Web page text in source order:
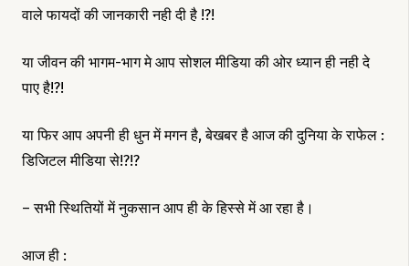
वाले फायदों की जानकारी नही दी है !?!
या जीवन की भागम-भाग मे आप सोशल मीडिया की ओर ध्यान ही नही दे
पाए है!?!
या फिर आप अपनी ही धुन में मगन है, बेखबर है आज की दुनिया के राफेल :
डिजिटल मीडिया से!?!?
– सभी स्थितियों में नुकसान आप ही के हिस्से में आ रहा है।
आज ही :